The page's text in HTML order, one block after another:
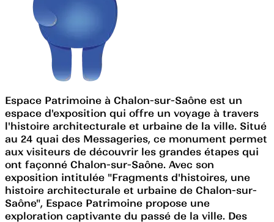
Espace Patrimoine à Chalon-sur-Saône est un
espace d'exposition qui offre un voyage à travers
l'histoire architecturale et urbaine de la ville. Situé
au 24 quai des Messageries, ce monument permet
aux visiteurs de découvrir les grandes étapes qui
ont façonné Chalon-sur-Saône. Avec son
exposition intitulée "Fragments d'histoires, une
histoire architecturale et urbaine de Chalon-sur-
Saône", Espace Patrimoine propose une
exploration captivante du passé de la ville. Des